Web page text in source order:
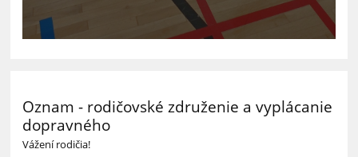
Oznam - rodičovské združenie a vyplácanie
dopravného
Vážení rodičia!